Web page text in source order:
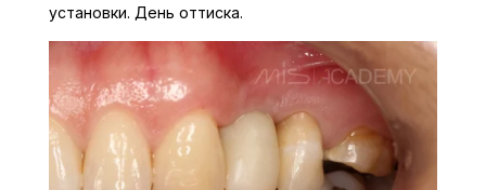
установки. День оттиска.